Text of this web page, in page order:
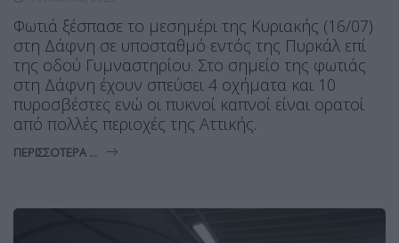
Φωτιά ξέσπασε το μεσημέρι της Κυριακής (16/07)
στη Δάφνη σε υποσταθμό εντός της Πυρκάλ επί
της οδού Γυμναστηρίου. Στο σημείο της φωτιάς
στη Δάφνη έχουν σπεύσει 4 οχήματα και 10
πυροσβέστες ενώ οι πυκνοί καπνοί είναι ορατοί
από πολλές περιοχές της Αττικής.
ΠΕΡΙΣΣΌΤΕΡΑ ...